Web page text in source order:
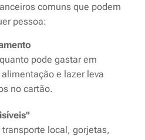
comuns que podem
pessoa:
pode gastar em
e lazer leva
no cartão.
local, gorjetas,